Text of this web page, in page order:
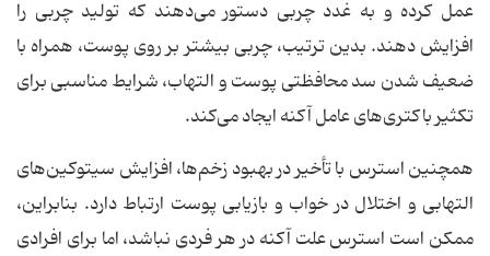
عمل کرده و به غدد چربی دستور می‌دهند که تولید چربی را
افزایش دهند. بدین ترتیب، چربی بیشتر بر روی پوست، همراه با
ضعیف شدن سد محافظتی پوست و التهاب، شرایط مناسبی برای
تکثیر باکتری‌های عامل آکنه ایجاد می‌کند.
همچنین استرس با تأخیر در بهبود زخم‌ها، افزایش سیتوکین‌های
التهابی و اختلال در خواب و بازیابی پوست ارتباط دارد. بنابراین،
ممکن است استرس علت آکنه در هر فردی نباشد، اما برای افرادی